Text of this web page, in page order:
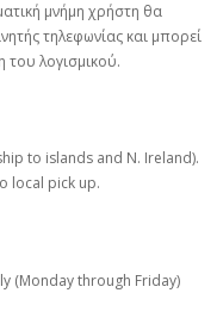
μνήμη χρήστη θα
τηλεφωνίας και μπορεί
του λογισμικού.
to islands and N. Ireland).
local pick up.
(Monday through Friday)